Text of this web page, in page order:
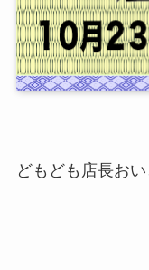
どもども店長おい